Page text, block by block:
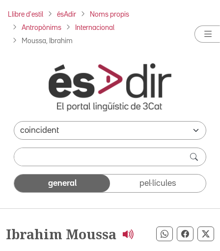
Llibre d'estil ésAdir Noms propis
Antropònims Internacional
Moussa, Ibrahim
general pel·lícules
Ibrahim Moussa Compartir